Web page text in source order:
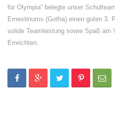
für Olympia“ belegte unser
Ernestinums (Gotha) einen guten 3.
solide Teamleistung sowie Spaß am
Erreichten.